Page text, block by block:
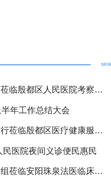
临殷都区人民医院考察交
年工作总结大会
莅临殷都区医疗健康服务
医院夜间义诊便民惠民
莅临安阳珠泉法医临床司